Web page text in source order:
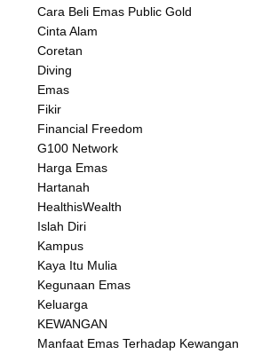
Cara Beli Emas Public Gold
Cinta Alam
Coretan
Diving
Emas
Fikir
Financial Freedom
G100 Network
Harga Emas
Hartanah
HealthisWealth
Islah Diri
Kampus
Kaya Itu Mulia
Kegunaan Emas
Keluarga
KEWANGAN
Manfaat Emas Terhadap Kewangan